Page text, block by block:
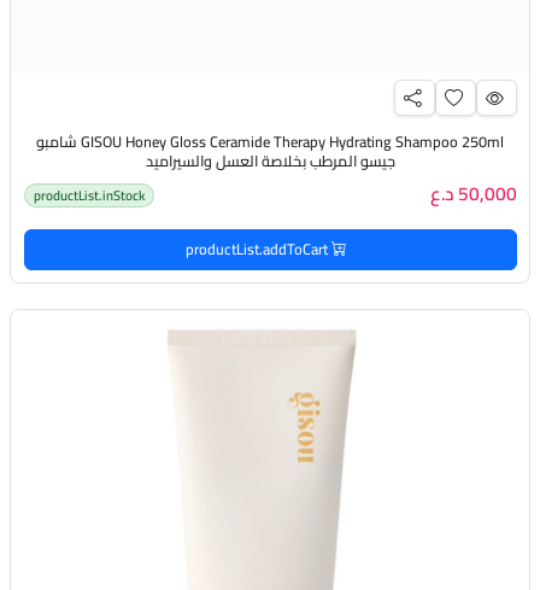
GISOU Honey Gloss Ceramide Therapy Hydrating Shampoo 250ml شامبو
جيسو المرطب بخلاصة العسل والسيراميد
50,000 د.ع productList.inStock
productList.addToCart